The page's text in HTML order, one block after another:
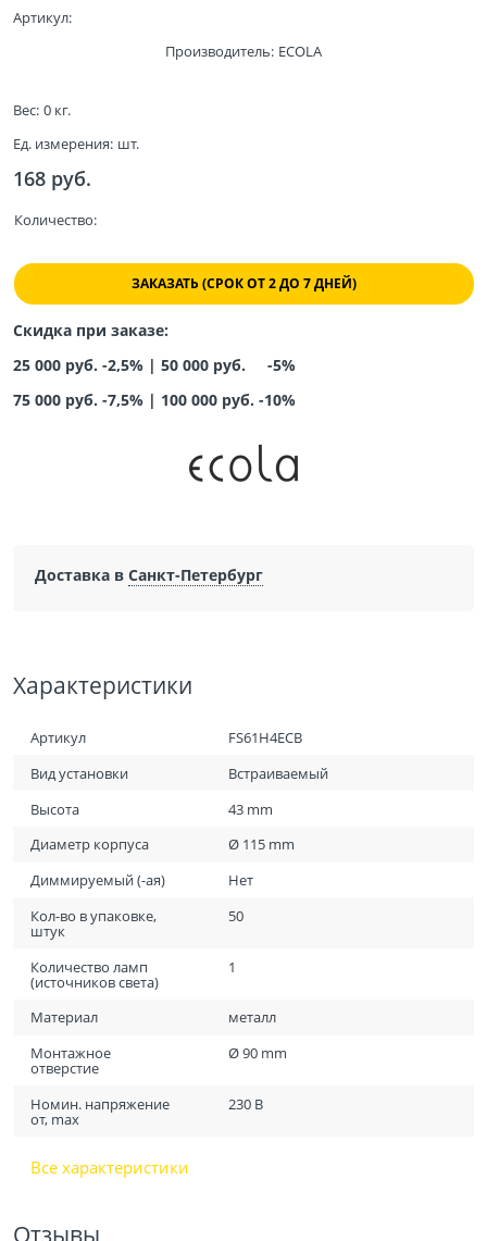
Артикул:
Производитель: ECOLA
Вес: 0 кг.
Ед. измерения: шт.
168 руб.
Количество:
ЗАКАЗАТЬ (СРОК ОТ 2 ДО 7 ДНЕЙ)
Скидка при заказе:
25 000 руб. -2,5% | 50 000 руб. -5%
75 000 руб. -7,5% | 100 000 руб. -10%
Доставка в Санкт-Петербург
Характеристики
Артикул
FS61H4ECB
Вид установки
Встраиваемый
Высота
43 mm
Диаметр корпуса
Ø 115 mm
Диммируемый (-ая)
Нет
Кол-во в упаковке,
штук
50
Количество ламп
(источников света)
1
Материал
металл
Монтажное
отверстие
Ø 90 mm
Номин. напряжение
от, max
230 В
Все характеристики
Отзывы